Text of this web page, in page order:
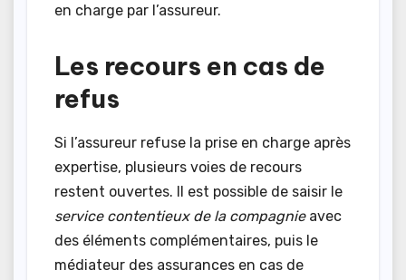
en charge par l’assureur.
Les recours en cas de
refus
Si l’assureur refuse la prise en charge après
expertise, plusieurs voies de recours
restent ouvertes. Il est possible de saisir le
service contentieux de la compagnieavec
des éléments complémentaires, puis le
médiateur des assurances en cas de